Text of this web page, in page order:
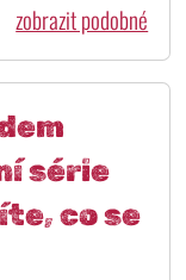
zobrazit podobné
série
co se